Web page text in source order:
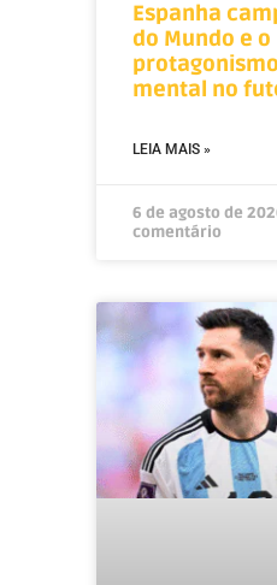
Espanha
do Mundo e o
mental no
LEIA MAIS »
6 de agosto de
comentário